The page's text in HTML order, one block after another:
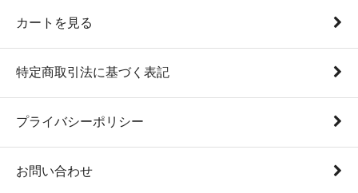
カートを見る
特定商取引法に基づく表記
プライバシーポリシー
お問い合わせ